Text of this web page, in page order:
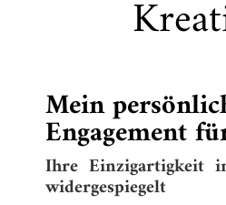
Mein
Engagement
Ihre Einzigartigkeit
widergespiegelt